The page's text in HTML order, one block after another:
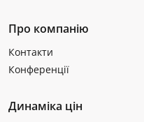
Про компанію
Контакти
Конференції
Динаміка цін